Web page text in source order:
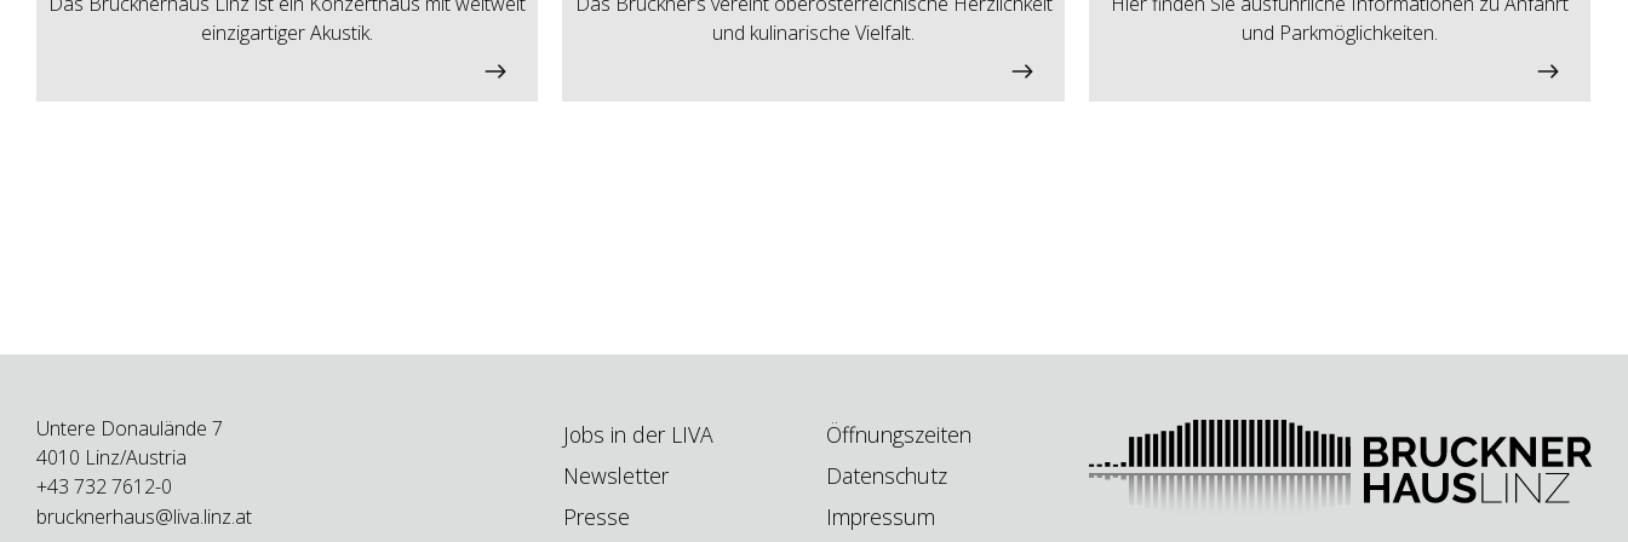
einzigartiger Akustik.
und kulinarische Vielfalt.
und Parkmöglichkeiten.
Untere Donaulände 7
4010 Linz/Austria
+43 732 7612-0
brucknerhaus@liva.linz.at
Jobs in der LIVA
Newsletter
Presse
Öffnungszeiten
Datenschutz
Impressum